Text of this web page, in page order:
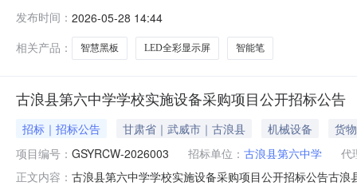
地址中标金额(元)评审得分武威千越通讯有限公司甘肃
（元）总价
发布时间： 2026-05-28 14:44
相关产品：
智慧黑板 LED全彩显示屏 智能笔
古浪县第六中学学校实施设备采购项目公开招标公告
招标｜招标公告 甘肃省｜武威市｜古浪县 机械设备
货物
项目编号： GSYRCW-2026003 招标单位： 古浪县第六中学
代
正文内容： 古浪县第六中学学校实施设备采购项目公开招标公告古